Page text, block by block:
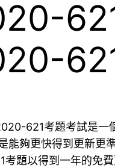
621考題考試是一
能夠更快得到更新更
題以得到一年的免